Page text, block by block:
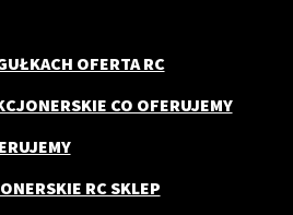
OFERTA RC
CO OFERUJEMY
RC SKLEP